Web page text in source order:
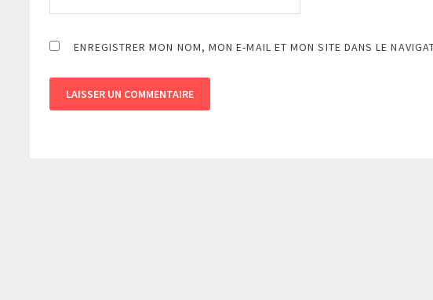
ENREGISTRER MON NOM, MON E-MAIL ET MON SITE DANS LE